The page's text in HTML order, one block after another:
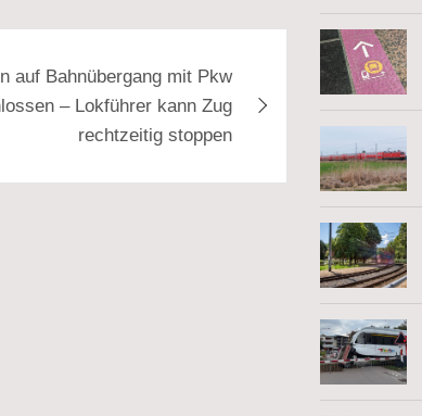
auf Bahnübergang mit Pkw
– Lokführer kann Zug
rechtzeitig stoppen